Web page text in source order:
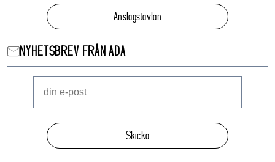
Anslagstavlan
NYHETSBREV FRÅN ADA
Skicka